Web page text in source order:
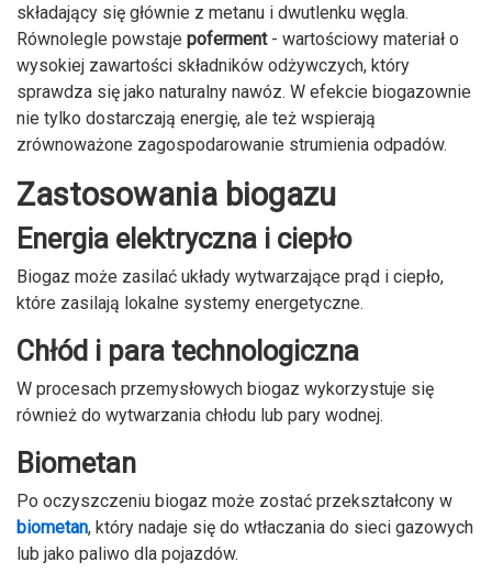
składający się głównie z metanu i dwutlenku węgla.
Równolegle powstaje poferment- wartościowy materiał o
wysokiej zawartości składników odżywczych, który
sprawdza się jako naturalny nawóz. W efekcie biogazownie
nie tylko dostarczają energię, ale też wspierają
zrównoważone zagospodarowanie strumienia odpadów.
Zastosowania biogazu
Energia elektryczna i ciepło
Biogaz może zasilać układy wytwarzające prąd i ciepło,
które zasilają lokalne systemy energetyczne.
Chłód i para technologiczna
W procesach przemysłowych biogaz wykorzystuje się
również do wytwarzania chłodu lub pary wodnej.
Biometan
Po oczyszczeniu biogaz może zostać przekształcony w
biometan, który nadaje się do wtłaczania do sieci gazowych
lub jako paliwo dla pojazdów.